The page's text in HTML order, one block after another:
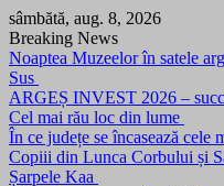
Skip
to
content
sâmbătă, aug. 8, 2026
Breaking News
Noaptea Muzeelor în satele
Sus
ARGEȘ INVEST 2026 –
Cel mai rău loc din lume
În ce județe se încasează cele
Copiii din Lunca Corbului și
Șarpele Kaa